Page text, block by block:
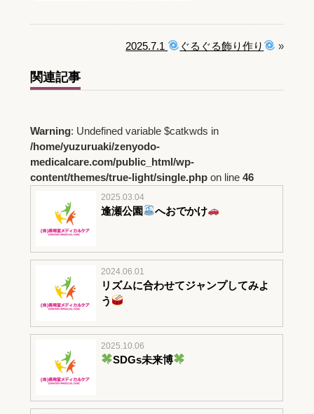
2025.7.1 ぐるぐる飾り作り »
関連記事
Warning: Undefined variable $catkwds in
/home/yuzuruaki/zenyodo-
medicalcare.com/public_html/wp-
content/themes/true-light/single.phpon line 46
2025.03.04
逢瀬公園 へおでかけ
2024.06.01
リズムに合わせてジャンプしてみよ
う
2025.10.06
SDGs未来博